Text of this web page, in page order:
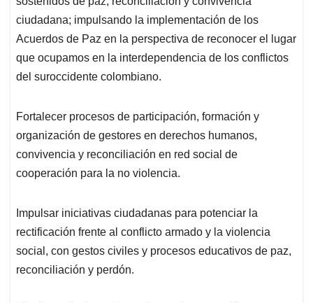
ciudadana; impulsando la implementación de los
Acuerdos de Paz en la perspectiva de reconocer el lugar
que ocupamos en la interdependencia de los conflictos
del suroccidente colombiano.
Fortalecer procesos de participación, formación y
organización de gestores en derechos humanos,
convivencia y reconciliación en red social de
cooperación para la no violencia.
Impulsar iniciativas ciudadanas para potenciar la
rectificación frente al conflicto armado y la violencia
social, con gestos civiles y procesos educativos de paz,
reconciliación y perdón.